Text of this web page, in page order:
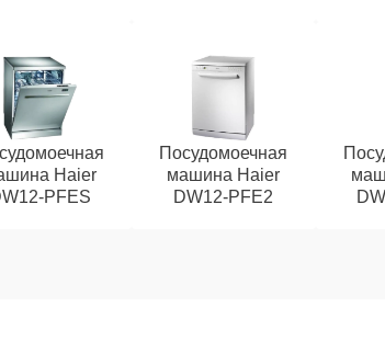
Haier
PFES
Посудомоечная
машина Haier
DW12-PFE2